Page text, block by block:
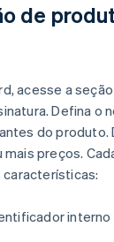
de
acesse a
Defina o
do produto.
preços.
características:
interno